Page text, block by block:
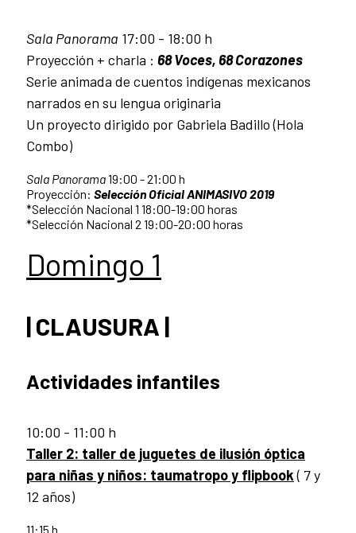
Sala Panorama 17:00 - 18:00 h
Proyección + charla : 68 Voces, 68 Corazones
Serie animada de cuentos indígenas mexicanos
narrados en su lengua originaria
Un proyecto dirigido por Gabriela Badillo (Hola
Combo)
Sala Panorama19:00 - 21:00 h
Proyección: Selección Oficial ANIMASIVO 2019
*Selección Nacional 1 18:00-19:00 horas
*Selección Nacional 2 19:00-20:00 horas
Domingo 1
| CLAUSURA |
Actividades infantiles
10:00 - 11:00 h
Taller 2: taller de juguetes de ilusión óptica
para niñas y niños: taumatropo y flipbook( 7 y
12 años)
11:15 h